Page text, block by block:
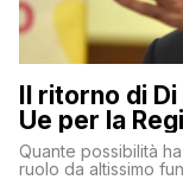
Il ritorno di
Ue per la
Quante possibilità
ruolo da altissimo